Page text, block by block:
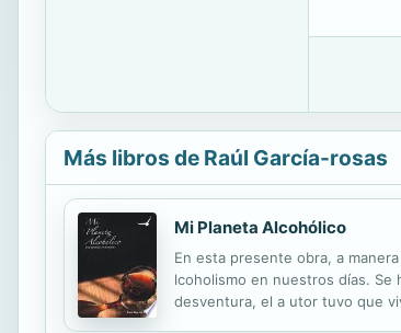
Más libros de Raúl García-rosas
Mi Planeta Alcohólico
En esta presente obra, a
lcoholismo en nuestros días.
desventura, el a utor tuvo que